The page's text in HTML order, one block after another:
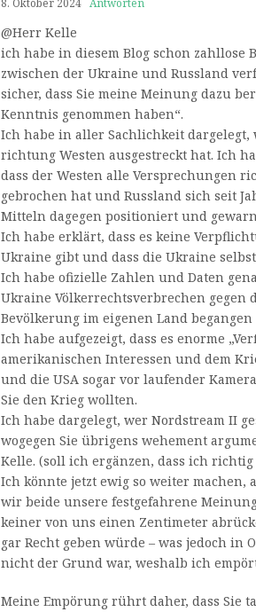
@Herr Kelle
ich habe in diesem Blog schon zahllose
zwischen der Ukraine und Russland
sicher, dass Sie meine Meinung dazu
Kenntnis genommen haben“.
Ich habe in aller Sachlichkeit dargelegt,
richtung Westen ausgestreckt hat. Ich
dass der Westen alle Versprechungen
gebrochen hat und Russland sich seit
Mitteln dagegen positioniert und
Ich habe erklärt, dass es keine
Ukraine gibt und dass die Ukraine
Ich habe ofizielle Zahlen und Daten
Ukraine Völkerrechtsverbrechen gegen
Bevölkerung im eigenen Land begangen
Ich habe aufgezeigt, dass es enorme
amerikanischen Interessen und dem
und die USA sogar vor laufender
Sie den Krieg wollten.
Ich habe dargelegt, wer Nordstream II
wogegen Sie übrigens wehement
Kelle. (soll ich ergänzen, dass ich richtig
Ich könnte jetzt ewig so weiter machen,
wir beide unsere festgefahrene
keiner von uns einen Zentimeter
gar Recht geben würde – was jedoch in
nicht der Grund war, weshalb ich
Meine Empörung rührt daher, dass Sie